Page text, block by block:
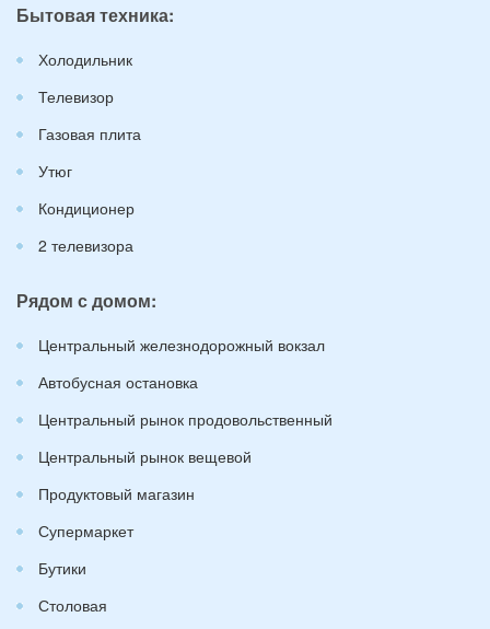
Бытовая техника:
Холодильник
Телевизор
Газовая плита
Утюг
Кондиционер
2 телевизора
Рядом с домом:
Центральный железнодорожный вокзал
Автобусная остановка
Центральный рынок продовольственный
Центральный рынок вещевой
Продуктовый магазин
Супермаркет
Бутики
Столовая